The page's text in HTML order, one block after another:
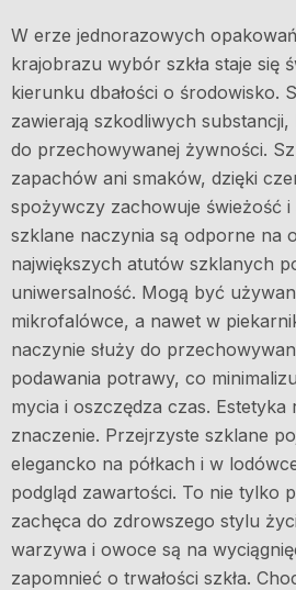
W erze jednorazowych
krajobrazu wybór szkła staje się
kierunku dbałości o środowisko.
zawierają szkodliwych
do przechowywanej żywności.
zapachów ani smaków, dzięki
spożywczy zachowuje świeżość i
szklane naczynia są odporne na
największych atutów szklanych
uniwersalność. Mogą być
mikrofalówce, a nawet w
naczynie służy do
podawania potrawy, co
mycia i oszczędza czas. Estetyka
znaczenie. Przejrzyste szklane
elegancko na półkach i w
podgląd zawartości. To nie tylko
zachęca do zdrowszego stylu
warzywa i owoce są na
zapomnieć o trwałości szkła.